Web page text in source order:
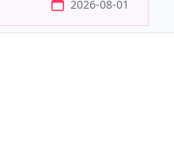
2026-08-01